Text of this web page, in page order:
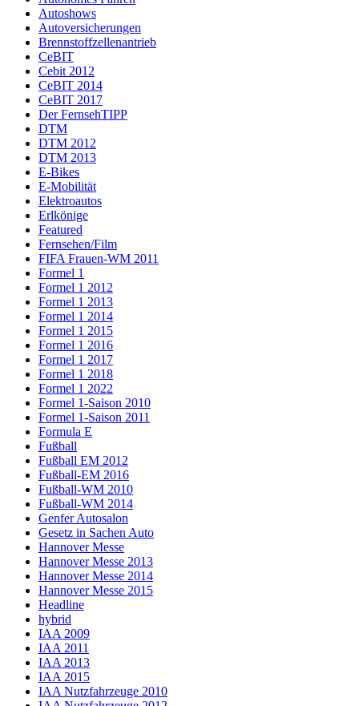
Autoshows
Autoversicherungen
Brennstoffzellenantrieb
CeBIT
Cebit 2012
CeBIT 2014
CeBIT 2017
Der FernsehTIPP
DTM
DTM 2012
DTM 2013
E-Bikes
E-Mobilität
Elektroautos
Erlkönige
Featured
Fernsehen/Film
FIFA Frauen-WM 2011
Formel 1
Formel 1 2012
Formel 1 2013
Formel 1 2014
Formel 1 2015
Formel 1 2016
Formel 1 2017
Formel 1 2018
Formel 1 2022
Formel 1-Saison 2010
Formel 1-Saison 2011
Formula E
Fußball
Fußball EM 2012
Fußball-EM 2016
Fußball-WM 2010
Fußball-WM 2014
Genfer Autosalon
Gesetz in Sachen Auto
Hannover Messe
Hannover Messe 2013
Hannover Messe 2014
Hannover Messe 2015
Headline
hybrid
IAA 2009
IAA 2011
IAA 2013
IAA 2015
IAA Nutzfahrzeuge 2010